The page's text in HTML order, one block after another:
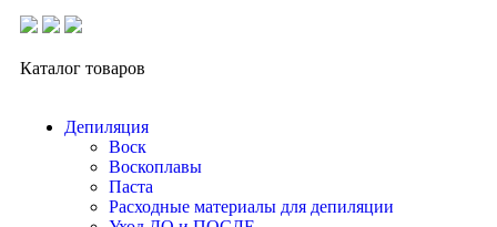
Каталог товаров
Депиляция
Воск
Воскоплавы
Паста
Расходные материалы для депиляции